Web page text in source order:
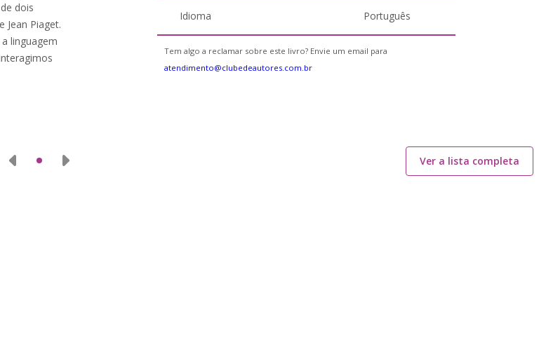
dois
Jean Piaget.
linguagem
Idioma Português
Tem algo a reclamar sobre este livro? Envie um email para
atendimento@clubedeautores.com.br
Ver a lista completa